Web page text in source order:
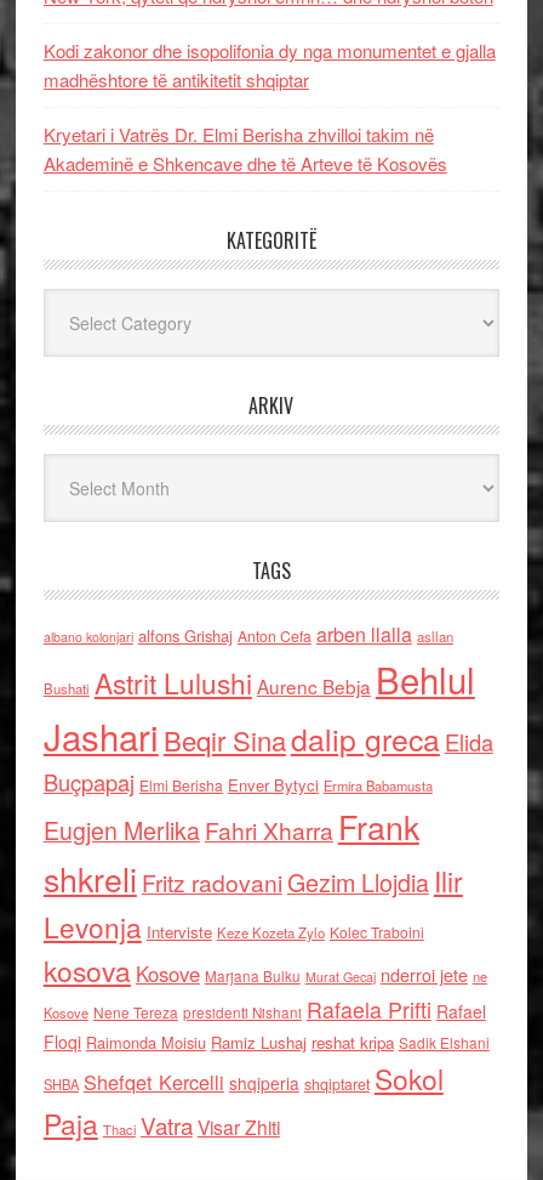
Kodi zakonor dhe isopolifonia dy nga monumentet e gjalla
madhështore të antikitetit shqiptar
Kryetari i Vatrës Dr. Elmi Berisha zhvilloi takim në
Akademinë e Shkencave dhe të Arteve të Kosovës
KATEGORITË
ARKIV
TAGS
albano kolonjari alfons Grishaj Anton Cefa arben llalla asllan
Bushati Astrit Lulushi Aurenc Bebja Behlul
Jashari Beqir Sinadalip grecaElida
Buçpapaj Elmi Berisha Enver Bytyci Ermira Babamusta
Eugjen MerlikaFahri Xharra Frank
shkreli Fritz radovaniGezim Llojdia Ilir
Levonja Interviste Keze Kozeta Zylo Kolec Traboini
kosova Kosove Marjana Bulku Murat Gecaj nderroi jete ne
Kosove Nene Tereza presidenti Nishani Rafaela Prifti Rafael
Floqi Raimonda Moisiu Ramiz Lushaj reshat kripa Sadik Elshani
SHBA Shefqet Kercelli shqiperia shqiptaret Sokol
Paja Thaci VatraVisar Zhiti